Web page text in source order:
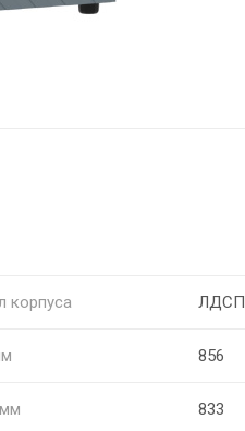
корпуса ЛДСП
856
833